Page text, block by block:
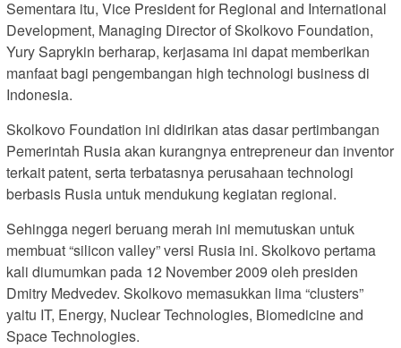
Sementara itu, Vice President for Regional and International
Development, Managing Director of Skolkovo Foundation,
Yury Saprykin berharap, kerjasama ini dapat memberikan
manfaat bagi pengembangan high technologi business di
Indonesia.
Skolkovo Foundation ini didirikan atas dasar pertimbangan
Pemerintah Rusia akan kurangnya entrepreneur dan inventor
terkait patent, serta terbatasnya perusahaan technologi
berbasis Rusia untuk mendukung kegiatan regional.
Sehingga negeri beruang merah ini memutuskan untuk
membuat “silicon valley” versi Rusia ini. Skolkovo pertama
kali diumumkan pada 12 November 2009 oleh presiden
Dmitry Medvedev. Skolkovo memasukkan lima “clusters”
yaitu IT, Energy, Nuclear Technologies, Biomedicine and
Space Technologies.